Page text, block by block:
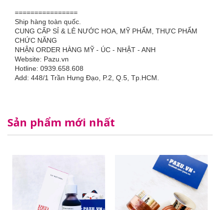
================
Ship hàng toàn quốc.
CUNG CẤP SỈ & LẺ NƯỚC HOA, MỸ PHẨM, THỰC PHẨM
CHỨC NĂNG
NHẬN ORDER HÀNG MỸ - ÚC - NHẬT - ANH
Website: Pazu.vn
Hotline: 0939.658.608
Add: 448/1 Trần Hưng Đạo, P.2, Q.5, Tp.HCM.
Sản phẩm mới nhất